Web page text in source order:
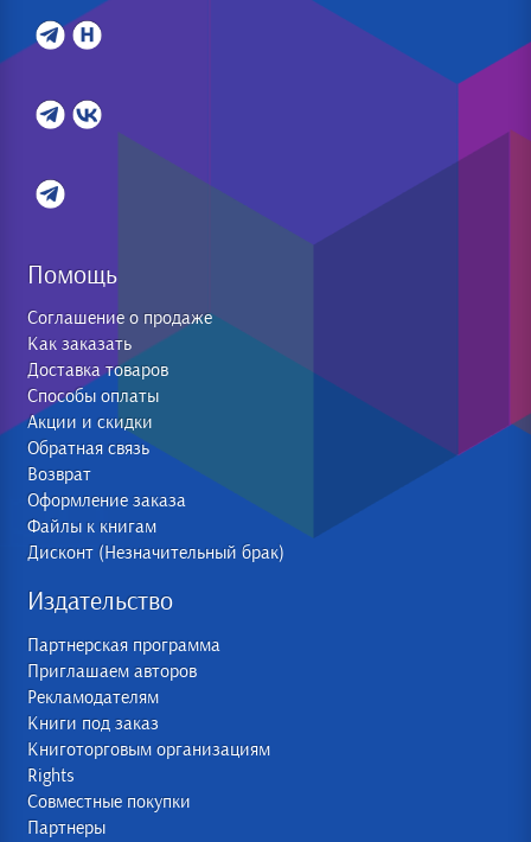
Помощь
Соглашение о продаже
Как заказать
Доставка товаров
Способы оплаты
Акции и скидки
Обратная связь
Возврат
Оформление заказа
Файлы к книгам
Дисконт (Незначительный брак)
Издательство
Партнерская программа
Приглашаем авторов
Рекламодателям
Книги под заказ
Книготорговым организациям
Rights
Совместные покупки
Партнеры